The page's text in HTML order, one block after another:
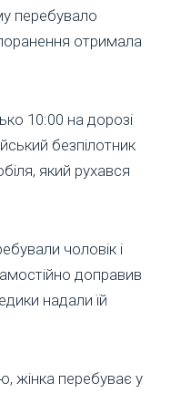
перебувало
отримала
10:00 на дорозі
безпілотник
який рухався
чоловік і
доправив
надали їй
жінка перебуває у